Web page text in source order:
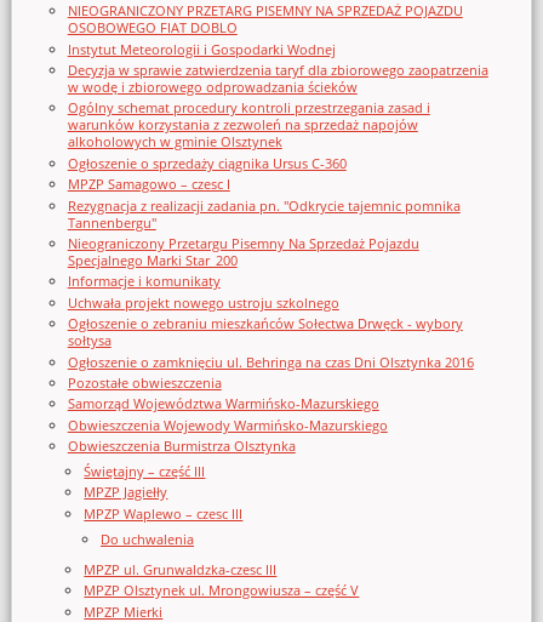
NIEOGRANICZONY PRZETARG PISEMNY NA SPRZEDAŻ POJAZDU
OSOBOWEGO FIAT DOBLO
Instytut Meteorologii i Gospodarki Wodnej
Decyzja w sprawie zatwierdzenia taryf dla zbiorowego zaopatrzenia
w wodę i zbiorowego odprowadzania ścieków
Ogólny schemat procedury kontroli przestrzegania zasad i
warunków korzystania z zezwoleń na sprzedaż napojów
alkoholowych w gminie Olsztynek
Ogłoszenie o sprzedaży ciągnika Ursus C-360
MPZP Samagowo – czesc I
Rezygnacja z realizacji zadania pn. "Odkrycie tajemnic pomnika
Tannenbergu"
Nieograniczony Przetargu Pisemny Na Sprzedaż Pojazdu
Specjalnego Marki Star_200
Informacje i komunikaty
Uchwała projekt nowego ustroju szkolnego
Ogłoszenie o zebraniu mieszkańców Sołectwa Drwęck - wybory
sołtysa
Ogłoszenie o zamknięciu ul. Behringa na czas Dni Olsztynka 2016
Pozostałe obwieszczenia
Samorząd Województwa Warmińsko-Mazurskiego
Obwieszczenia Wojewody Warmińsko-Mazurskiego
Obwieszczenia Burmistrza Olsztynka
Świętajny – część III
MPZP Jagiełły
MPZP Waplewo – czesc III
Do uchwalenia
MPZP ul. Grunwaldzka-czesc III
MPZP Olsztynek ul. Mrongowiusza – część V
MPZP Mierki